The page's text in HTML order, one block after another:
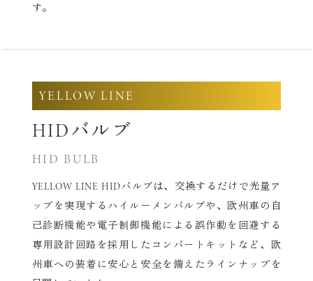
す。
YELLOW LINE
HIDバルブ
HID BULB
YELLOW LINE HIDバルブは、交換するだけで光量ア
ップを実現する ハイルーメンバルブや、欧州車の自
己診断機能や電子制御機能による 誤作動を回避する
専用設計回路を採用したコンバートキットなど、 欧
州車への装着に安心と安全を備えたラインナップを